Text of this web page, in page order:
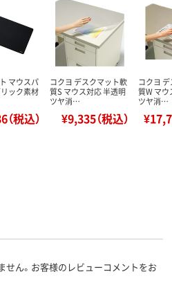
マウスパ
ック素材
税込）
コクヨ デスクマット軟
質S マウス対応 半透明
ツヤ消…
¥9,335（税込）
コクヨ
質W マウ
ツヤ消…
ん。お客様のレビューコメントをお